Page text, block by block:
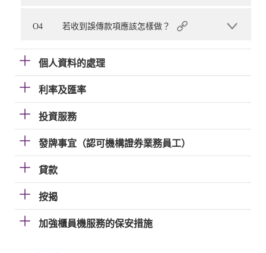
O4 若收到誤傳款項應該怎樣做？
個人資料的處理
利率及匯率
投資服務
發牌事宜（認可機構證券業務員工）
貸款
按揭
加強櫃員機服務的保安措施